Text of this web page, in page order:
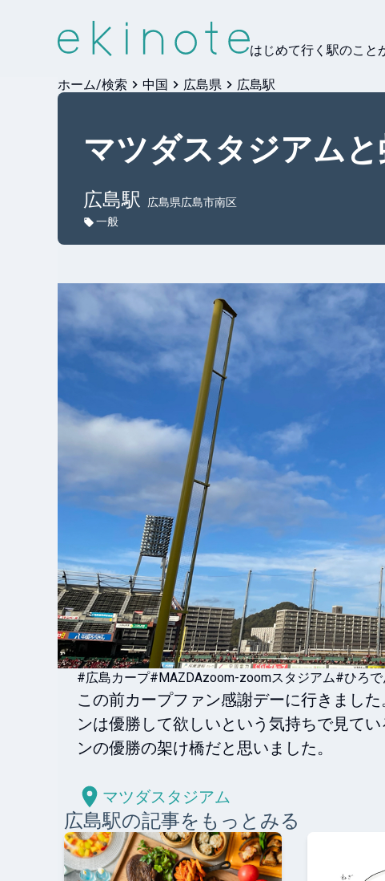
はじめて行く駅のこと
ホーム/検索 中国 広島県 広島駅
マツダスタジアム
広島駅
広島県広島市南区
一般
#広島カープ#MAZDAzoom-zoomスタジアム#ひろ
この前カープファン感謝デーに行きまし
ンは優勝して欲しいという気持ちで見て
ンの優勝の架け橋だと思いました。
マツダスタジアム
広島駅の記事をもっとみる